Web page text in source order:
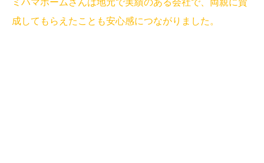
ミハマホームさんは地元で実績のある会社で、両親に賛
成してもらえたことも安心感につながりました。